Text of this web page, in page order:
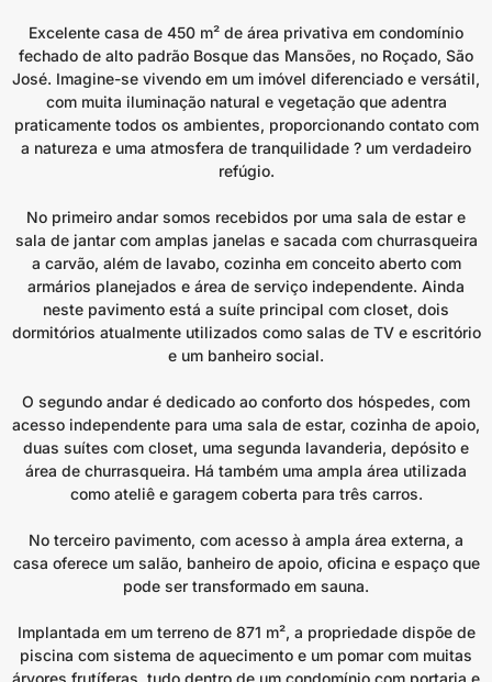
Excelente casa de 450 m² de área privativa em condomínio
fechado de alto padrão Bosque das Mansões, no Roçado, São
José. Imagine-se vivendo em um imóvel diferenciado e versátil,
com muita iluminação natural e vegetação que adentra
praticamente todos os ambientes, proporcionando contato com
a natureza e uma atmosfera de tranquilidade ? um verdadeiro
refúgio.
No primeiro andar somos recebidos por uma sala de estar e
sala de jantar com amplas janelas e sacada com churrasqueira
a carvão, além de lavabo, cozinha em conceito aberto com
armários planejados e área de serviço independente. Ainda
neste pavimento está a suíte principal com closet, dois
dormitórios atualmente utilizados como salas de TV e escritório
e um banheiro social.
O segundo andar é dedicado ao conforto dos hóspedes, com
acesso independente para uma sala de estar, cozinha de apoio,
duas suítes com closet, uma segunda lavanderia, depósito e
área de churrasqueira. Há também uma ampla área utilizada
como ateliê e garagem coberta para três carros.
No terceiro pavimento, com acesso à ampla área externa, a
casa oferece um salão, banheiro de apoio, oficina e espaço que
pode ser transformado em sauna.
Implantada em um terreno de 871 m², a propriedade dispõe de
piscina com sistema de aquecimento e um pomar com muitas
árvores frutíferas, tudo dentro de um condomínio com portaria e